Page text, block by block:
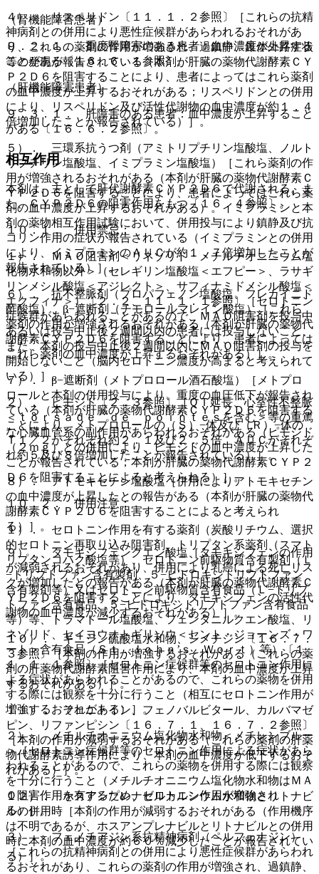
４）． リスペリドン〔１１．１．２参照〕［これらの抗精
神病剤との併用により悪性症候群があらわれるおそれがあ
り、これらの薬剤の作用が増強され、過鎮静、錐体外路症状
等の発現が報告されている（本剤が肝臓の薬物代謝酵素ＣＹ
Ｐ２Ｄ６を阻害することにより、患者によってはこれら薬剤
の血中濃度が上昇するおそれがある；リスペリドンとの併用
により、リスペリドン及び活性代謝物の血中濃度が約１．４
倍増加したことが報告されている）］。
５）． 三環系抗うつ剤（アミトリプチリン塩酸塩、ノルト
リプチリン塩酸塩、イミプラミン塩酸塩）［これら薬剤の作
用が増強されるおそれがある（本剤が肝臓の薬物代謝酵素Ｃ
ＹＰ２Ｄ６を阻害することにより、患者によってはこれら薬
剤の血中濃度が上昇するおそれがある）。イミプラミンと本
剤の薬物相互作用試験において、併用投与により鎮静及び抗
コリン作用の症状が報告されている（イミプラミンとの併用
により、イミプラミンのＡＵＣが約１．７倍増加したことが
報告されている）］。
６）． 抗不整脈剤（プロパフェノン塩酸塩、フレカイニド
酢酸塩）、β−遮断剤（チモロールマレイン酸塩）［これら
薬剤の作用が増強されるおそれがある（本剤が肝臓の薬物代
謝酵素ＣＹＰ２Ｄ６を阻害することにより、患者によっては
これら薬剤の血中濃度が上昇するおそれがある）］。
７）． β−遮断剤（メトプロロール酒石酸塩）［メトプロ
ロールと本剤の併用投与により、重度の血圧低下が報告され
ている（本剤が肝臓の薬物代謝酵素ＣＹＰ２Ｄ６を阻害する
ことにより、メトプロロールの（Ｓ）−体及び（Ｒ）−体の
Ｔ１／２がそれぞれ約２．１及び２．５倍、ＡＵＣがそれぞ
れ約５及び８倍増加したことが報告されている）］。
８）． アトモキセチン塩酸塩［併用によりアトモキセチン
の血中濃度が上昇したとの報告がある（本剤が肝臓の薬物代
謝酵素ＣＹＰ２Ｄ６を阻害することによると考えられ
る）］。
９）． タモキシフェンクエン酸塩［タモキシフェンの作用
が減弱されるおそれがあり、併用により乳癌による死亡リス
クが増加したとの報告がある（本剤が肝臓の薬物代謝酵素Ｃ
ＹＰ２Ｄ６を阻害することにより、タモキシフェンの活性代
謝物の血中濃度が減少するおそれがある）］。
１０）． キニジン硫酸塩水和物、シメチジン〔１６．７．
３参照〕［本剤の作用が増強するおそれがある（これらの薬
剤の肝薬物代謝酵素阻害作用により、本剤の血中濃度が上昇
するおそれがある）］。
１１）． フェニトイン、フェノバルビタール、カルバマゼ
ピン、リファンピシン〔１６．７．１、１６．７．２参照〕
［本剤の作用が減弱するおそれがある（これらの薬剤の肝薬
物代謝酵素誘導作用により、本剤の血中濃度が低下するおそ
れがある）］。
１２）． ホスアンプレナビルカルシウム水和物とリトナビ
ルの併用時［本剤の作用が減弱するおそれがある（作用機序
は不明であるが、ホスアンプレナビルとリトナビルとの併用
時に本剤の血中濃度が約６０％減少したことが報告されてい
る）］。
（腎機能障害患者）
９．２．１． 重度腎障害のある患者：血中濃度が上昇する
ことがある〔１６．６．１参照〕。
（肝機能障害患者）
９．３．１． 肝障害のある患者：血中濃度が上昇すること
がある〔１６．６．２参照〕。
相互作用
本剤は、主として肝代謝酵素ＣＹＰ２Ｄ６で代謝される。ま
た、ＣＹＰ２Ｄ６の阻害作用をもつ〔１６．４参照〕。
１０．１． 併用禁忌：
１）． ＭＡＯ阻害剤＜リネゾリド・メチルチオニニウム塩
化物水和物以外＞（セレギリン塩酸塩＜エフピー＞、ラサギ
リンメシル酸塩＜アジレクト＞、サフィナミドメシル酸塩＜
エクフィナ＞）〔２．２、１１．１．１参照〕［セロトニン
症候群があらわれることがあるので、ＭＡＯ阻害剤を投与中
あるいは投与中止後２週間以内の患者には投与しないこと、
また、本剤の投与中止後２週間以内にＭＡＯ阻害剤の投与を
開始しないこと（脳内セロトニン濃度が高まると考えられて
いる）］。
２）． ピモジド〔２．３参照〕［ＱＴ延長、心室性不整脈
＜ｔｏｒｓａｄｅ ｄｅ ｐｏｉｎｔｅｓを含む＞等の重篤
な心臓血管系の副作用があらわれるおそれがある（ピモジド
（２ｍｇ）との併用により、ピモジドの血中濃度が上昇した
ことが報告されている；本剤が肝臓の薬物代謝酵素ＣＹＰ２
Ｄ６を阻害することによると考えられる）］。
１０．２． 併用注意：
１）． セロトニン作用を有する薬剤（炭酸リチウム、選択
的セロトニン再取り込み阻害剤、トリプタン系薬剤（スマト
リプタンコハク酸塩等）、セロトニン前駆物質含有製剤（Ｌ
−トリプトファン含有製剤、５−ヒドロキシトリプトファン
含有製剤等）又はセロトニン前駆物質含有食品（Ｌ−トリプ
トファン含有食品、５−ヒドロキシトリプトファン含有食品
等）等、トラマドール塩酸塩、フェンタニルクエン酸塩、リ
ネゾリド、セイヨウオトギリソウ＜セント・ジョーンズ・ワ
ート＞含有食品（Ｓｔ．Ｊｏｈｎ’ｓ Ｗｏｒｔ）等）〔１
１．１．１参照〕［セロトニン症候群等のセロトニン作用に
よる症状があらわれることがあるので、これらの薬物を併用
する際には観察を十分に行うこと（相互にセロトニン作用が
増強するおそれがある）］。
２）． メチルチオニニウム塩化物水和物＜メチレンブルー
＞［セロトニン症候群等のセロトニン作用による症状があら
われることがあるので、これらの薬物を併用する際には観察
を十分に行うこと（メチルチオニニウム塩化物水和物はＭＡ
Ｏ阻害作用を有するため、セロトニン作用が増強され
る）］。
３）． フェノチアジン系抗精神病剤（ペルフェナジン）
［これらの抗精神病剤との併用により悪性症候群があらわれ
るおそれがあり、これらの薬剤の作用が増強され、過鎮静、